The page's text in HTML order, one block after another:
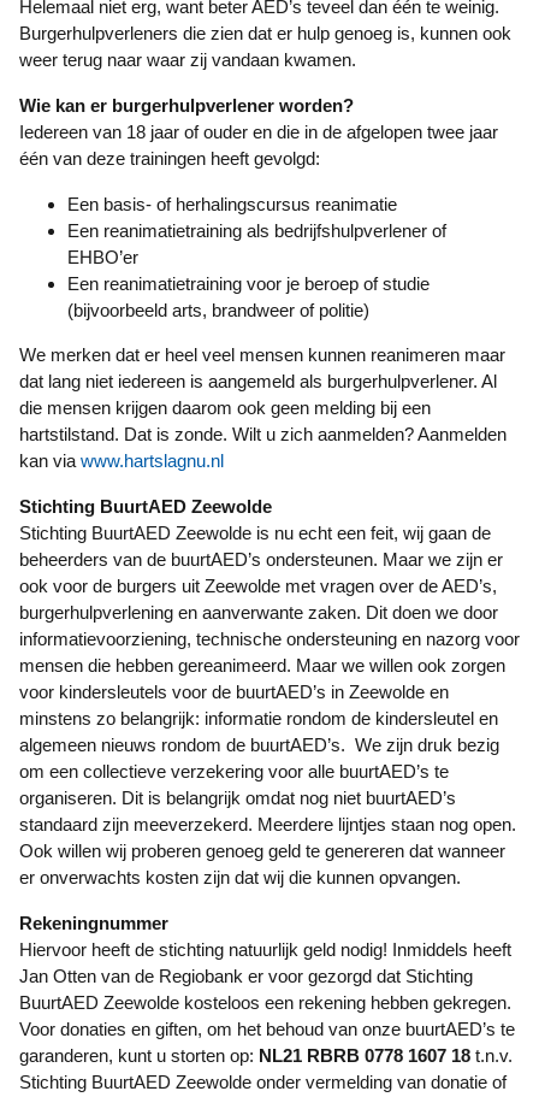
Helemaal niet erg, want beter AED’s teveel dan één te weinig.
Burgerhulpverleners die zien dat er hulp genoeg is, kunnen ook
weer terug naar waar zij vandaan kwamen.
Wie kan er burgerhulpverlener worden?
Iedereen van 18 jaar of ouder en die in de afgelopen twee jaar
één van deze trainingen heeft gevolgd:
Een basis- of herhalingscursus reanimatie
Een reanimatietraining als bedrijfshulpverlener of
EHBO’er
Een reanimatietraining voor je beroep of studie
(bijvoorbeeld arts, brandweer of politie)
We merken dat er heel veel mensen kunnen reanimeren maar
dat lang niet iedereen is aangemeld als burgerhulpverlener. Al
die mensen krijgen daarom ook geen melding bij een
hartstilstand. Dat is zonde. Wilt u zich aanmelden? Aanmelden
kan via www.hartslagnu.nl
Stichting BuurtAED Zeewolde
Stichting BuurtAED Zeewolde is nu echt een feit, wij gaan de
beheerders van de buurtAED’s ondersteunen. Maar we zijn er
ook voor de burgers uit Zeewolde met vragen over de AED’s,
burgerhulpverlening en aanverwante zaken. Dit doen we door
informatievoorziening, technische ondersteuning en nazorg voor
mensen die hebben gereanimeerd. Maar we willen ook zorgen
voor kindersleutels voor de buurtAED’s in Zeewolde en
minstens zo belangrijk: informatie rondom de kindersleutel en
algemeen nieuws rondom de buurtAED’s. We zijn druk bezig
om een collectieve verzekering voor alle buurtAED’s te
organiseren. Dit is belangrijk omdat nog niet buurtAED’s
standaard zijn meeverzekerd. Meerdere lijntjes staan nog open.
Ook willen wij proberen genoeg geld te genereren dat wanneer
er onverwachts kosten zijn dat wij die kunnen opvangen.
Rekeningnummer
Hiervoor heeft de stichting natuurlijk geld nodig! Inmiddels heeft
Jan Otten van de Regiobank er voor gezorgd dat Stichting
BuurtAED Zeewolde kosteloos een rekening hebben gekregen.
Voor donaties en giften, om het behoud van onze buurtAED’s te
garanderen, kunt u storten op: NL21 RBRB 0778 1607 18 t.n.v.
Stichting BuurtAED Zeewolde onder vermelding van donatie of